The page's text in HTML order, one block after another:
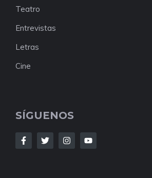
Teatro
Entrevistas
Letras
Cine
SÍGUENOS